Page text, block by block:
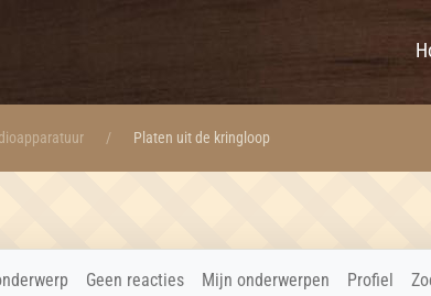
Platen uit de kringloop
Geen reacties Mijn onderwerpen Profiel